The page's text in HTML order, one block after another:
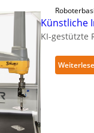
Künstliche
KI-gestützte